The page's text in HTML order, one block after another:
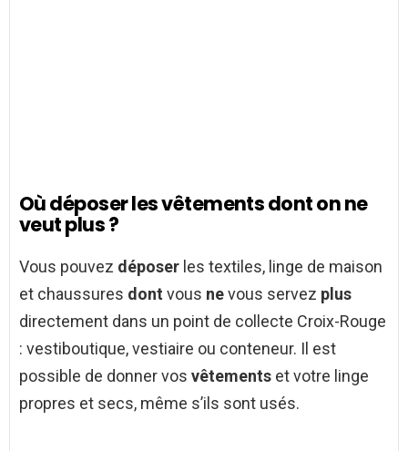
Où déposer les vêtements dont on ne
veut plus ?
Vous pouvez déposer les textiles, linge de maison
et chaussures dont vous nevous servez plus
directement dans un point de collecte Croix-Rouge
: vestiboutique, vestiaire ou conteneur. Il est
possible de donner vos vêtements et votre linge
propres et secs, même s’ils sont usés.